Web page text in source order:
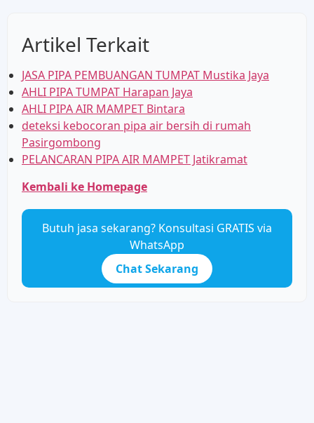
Artikel Terkait
JASA PIPA PEMBUANGAN TUMPAT Mustika Jaya
AHLI PIPA TUMPAT Harapan Jaya
AHLI PIPA AIR MAMPET Bintara
deteksi kebocoran pipa air bersih di rumah
Pasirgombong
PELANCARAN PIPA AIR MAMPET Jatikramat
Kembali ke Homepage
Butuh jasa sekarang? Konsultasi GRATIS via
WhatsApp
Chat Sekarang